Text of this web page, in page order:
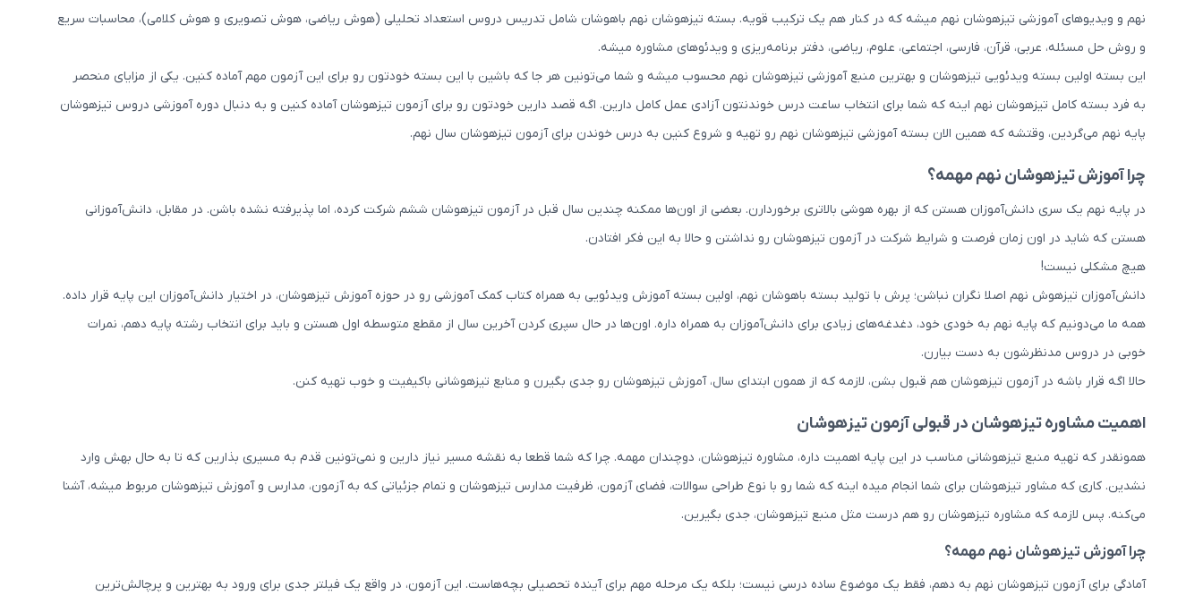
نهم و ویدیوهای آموزشی تیزهوشان نهم میشه که در کنار هم یک ترکیب قویه. بسته تیزهوشان نهم باهوشان شامل تدریس دروس استعداد تحلیلی (هوش ریاضی، هوش تصویری و هوش کلامی)، محاسبات سریع
و روش حل مسئله، عربی، قرآن، فارسی، اجتماعی، علوم، ریاضی، دفتر برنامه‌ریزی و ویدئوهای مشاوره میشه.
این بسته اولین بسته ویدئویی تیزهوشان و بهترین منبع آموزشی تیزهوشان نهم محسوب میشه و شما می‌تونین هر جا که باشین با این بسته خودتون رو برای این آزمون مهم آماده کنین. یکی از مزایای منحصر
به فرد بسته کامل تیزهوشان نهم اینه که شما برای انتخاب ساعت درس خوندنتون آزادی عمل کامل دارین. اگه قصد دارین خودتون رو برای آزمون تیزهوشان آماده کنین و به دنبال دوره آموزشی دروس تیزهوشان
پایه نهم می‌گردین، وقتشه که همین الان بسته آموزشی تیزهوشان نهم رو تهیه و شروع کنین به درس خوندن برای آزمون تیزهوشان سال نهم.
چرا آموزش تیزهوشان نهم مهمه؟
در پایه نهم یک سری دانش‌آموزان هستن که از بهره هوشی بالاتری برخوردارن. بعضی از اون‌ها ممکنه چندین سال قبل در آزمون تیزهوشان ششم شرکت کرده، اما پذیرفته نشده باشن. در مقابل، دانش‌آموزانی
هستن که شاید در اون زمان فرصت و شرایط شرکت در آزمون تیزهوشان رو نداشتن و حالا به این فکر افتادن.
هیچ مشکلی نیست!
دانش‌آموزان تیزهوش نهم اصلا نگران نباشن؛ پرش با تولید بسته باهوشان نهم، اولین بسته آموزش ویدئویی به همراه کتاب کمک آموزشی رو در حوزه آموزش تیزهوشان، در اختیار دانش‌آموزان این پایه قرار داده.
همه ما می‌دونیم که پایه نهم به خودی خود، دغدغه‌های زیادی برای دانش‌آموزان به همراه داره. اون‌ها در حال سپری کردن آخرین سال از مقطع متوسطه اول هستن و باید برای انتخاب رشته پایه دهم، نمرات
خوبی در دروس مدنظرشون به دست بیارن.
حالا اگه قرار باشه در آزمون تیزهوشان هم قبول بشن، لازمه که از همون ابتدای سال، آموزش تیزهوشان رو جدی بگیرن و منابع تیزهوشانی باکیفیت و خوب تهیه کنن.
اهمیت مشاوره تیزهوشان در قبولی آزمون تیزهوشان
همونقدر که تهیه منبع تیزهوشانی مناسب در این پایه اهمیت داره، مشاوره تیزهوشان، دوچندان مهمه. چرا که شما قطعا به نقشه مسیر نیاز دارین و نمی‌تونین قدم به مسیری بذارین که تا به حال بهش وارد
نشدین. کاری که مشاور تیزهوشان برای شما انجام میده اینه که شما رو با نوع طراحی سوالات، فضای آزمون، ظرفیت مدارس تیزهوشان و تمام جزئیاتی که به آزمون، مدارس و آموزش تیزهوشان مربوط میشه، آشنا
می‌کنه. پس لازمه که مشاوره تیزهوشان رو هم درست مثل منبع تیزهوشان، جدی بگیرین.
چرا آموزش تیزهوشان نهم مهمه؟
آمادگی برای آزمون تیزهوشان نهم به دهم، فقط یک موضوع ساده درسی نیست؛ بلکه یک مرحله‌ مهم برای آینده تحصیلی بچه‌هاست. این آزمون، در واقع یک فیلتر جدی برای ورود به بهترین و پرچالش‌ترین